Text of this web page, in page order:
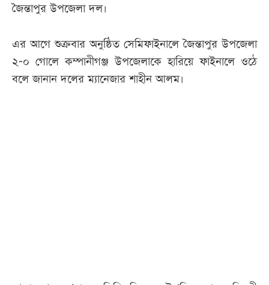
জৈন্তাপুর উপজেলা দল।
এর আগে শুক্রবার অনুষ্ঠিত সেমিফাইনালে জৈন্তাপুর উপজেলা
২-০ গোলে কম্পানীগঞ্জ উপজেলাকে হারিয়ে ফাইনালে ওঠে
বলে জানান দলের ম্যানেজার শাহীন আলম।